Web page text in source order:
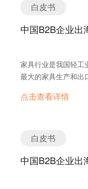
白皮书
中国B2B企业出
家具行业是我国轻工
最大的家具生产和出
点击查看详情
白皮书
中国B2B企业出